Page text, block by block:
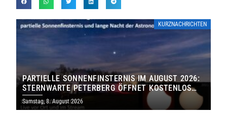
KURZNACHRICHTEN
PARTIELLE SONNENFINSTERNIS IM AUGUST 2026:
STERNWARTE PETERBERG ÖFFNET KOSTENLOS
IHRE TORE
Samstag, 8. August 2026